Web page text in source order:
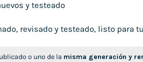
y testeado
revisado y testeado, listo para
o uno de la misma generación y